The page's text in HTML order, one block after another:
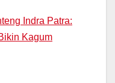
Indra Patra:
Kagum